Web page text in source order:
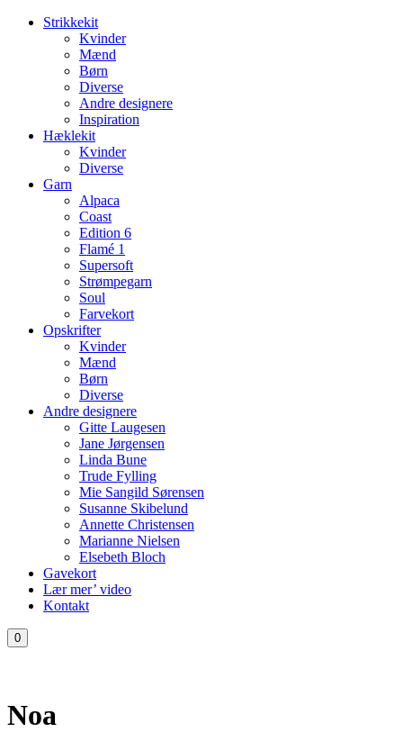
Strikkekit
Kvinder
Mænd
Børn
Diverse
Andre designere
Inspiration
Hæklekit
Kvinder
Diverse
Garn
Alpaca
Coast
Edition 6
Flamé 1
Supersoft
Strømpegarn
Soul
Farvekort
Opskrifter
Kvinder
Mænd
Børn
Diverse
Andre designere
Gitte Laugesen
Jane Jørgensen
Linda Bune
Trude Fylling
Mie Sangild Sørensen
Susanne Skibelund
Annette Christensen
Marianne Nielsen
Elsebeth Bloch
Gavekort
Lær mer’ video
Kontakt
0
Noa